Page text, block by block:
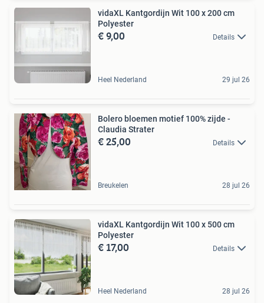
vidaXL Kantgordijn Wit 100 x 200 cm
Polyester
€ 9,00 Details
Heel Nederland 29 jul 26
Bolero bloemen motief 100% zijde -
Claudia Strater
€ 25,00 Details
Breukelen 28 jul 26
vidaXL Kantgordijn Wit 100 x 500 cm
Polyester
€ 17,00 Details
Heel Nederland 28 jul 26